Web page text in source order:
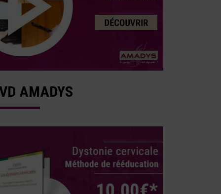
AMADYS